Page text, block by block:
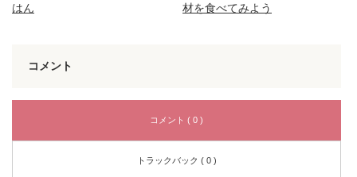
はん
材を食べてみよう
コメント
コメント ( 0 )
トラックバック ( 0 )